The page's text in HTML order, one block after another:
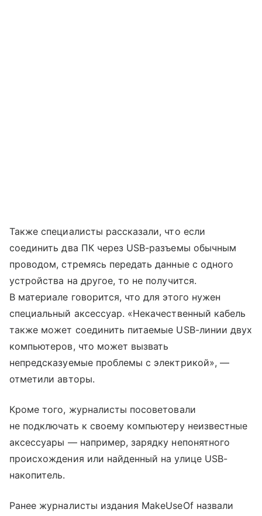
Также специалисты рассказали, что если
соединить два ПК через USB-разъемы обычным
проводом, стремясь передать данные с одного
устройства на другое, то не получится.
В материале говорится, что для этого нужен
специальный аксессуар. «Некачественный кабель
также может соединить питаемые USB-линии двух
компьютеров, что может вызвать
непредсказуемые проблемы с электрикой», —
отметили авторы.
Кроме того, журналисты посоветовали
не подключать к своему компьютеру неизвестные
аксессуары — например, зарядку непонятного
происхождения или найденный на улице USB-
накопитель.
Ранее журналисты издания MakeUseOf назвали